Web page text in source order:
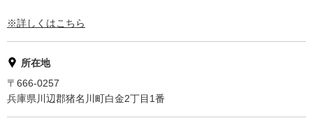
※詳しくはこちら
所在地
〒666-0257
兵庫県川辺郡猪名川町白金2丁目1番